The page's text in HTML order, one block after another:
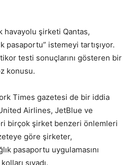
havayolu şirketi Qantas,
pasaportu” istemeyi tartışıyor.
testi sonuçlarını gösteren bir
konusu.
Times gazetesi de bir iddia
Airlines, JetBlue ve
birçok şirket benzeri önlemleri
göre şirketer,
pasaportu uygulamasını
sıvadı.